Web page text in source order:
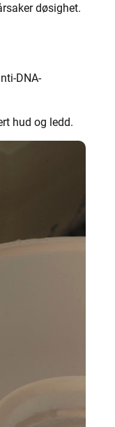
døsighet.
DNA-
hud og ledd.